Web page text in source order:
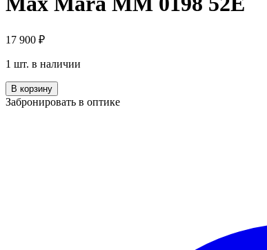
17 900 ₽
1 шт. в наличии
Количество
Max
Mara
В корзину
Забронировать в оптике